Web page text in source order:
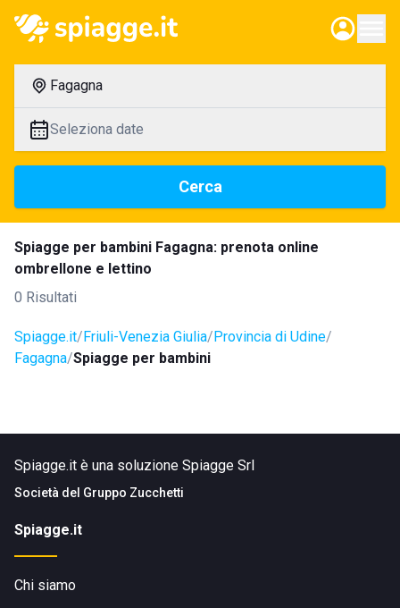
Fagagna
Seleziona date
Cerca
Spiagge per bambini Fagagna: prenota online
ombrellone e lettino
0 Risultati
Spiagge.it Friuli-Venezia Giulia Provincia di Udine
Fagagna Spiagge per bambini
Spiagge.it è una soluzione Spiagge Srl
Società del Gruppo Zucchetti
Spiagge.it
Chi siamo